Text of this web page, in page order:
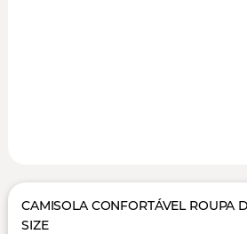
CAMISOLA CONFORTÁVEL ROUPA
SIZE